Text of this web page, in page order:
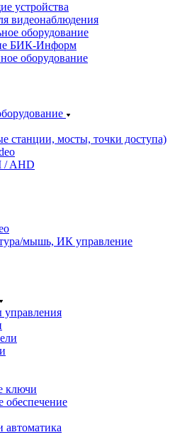
устройства
видеонаблюдения
оборудование
БИК-Информ
оборудование
станции, мосты, точки доступа)
/ AHD
мышь, ИК управление
управления
ключи
обеспечение